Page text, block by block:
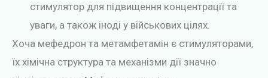
стимулятор для підвищення концентрації та
уваги, а також іноді у військових цілях.
Хоча мефедрон та метамфетамін є стимуляторами,
їх хімічна структура та механізми дії значно